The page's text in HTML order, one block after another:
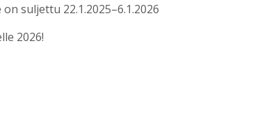
suljettu 22.1.2025–6.1.2026
2026!